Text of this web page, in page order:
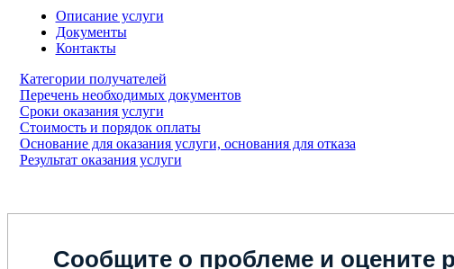
Описание услуги
Документы
Контакты
Категории получателей
Перечень необходимых документов
Сроки оказания услуги
Стоимость и порядок оплаты
Основание для оказания услуги, основания для отказа
Результат оказания услуги
Сообщите о проблеме и оцените